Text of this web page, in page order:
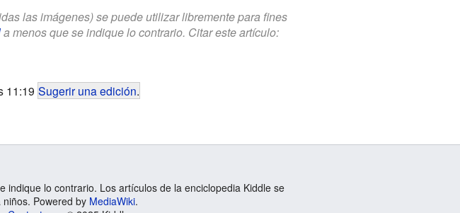
las imágenes) se puede utilizar libremente para fines
a menos que se indique lo contrario. Citar este artículo:
11:19 Sugerir una edición.
indique lo contrario. Los artículos de la enciclopedia Kiddle se
Powered by MediaWiki.